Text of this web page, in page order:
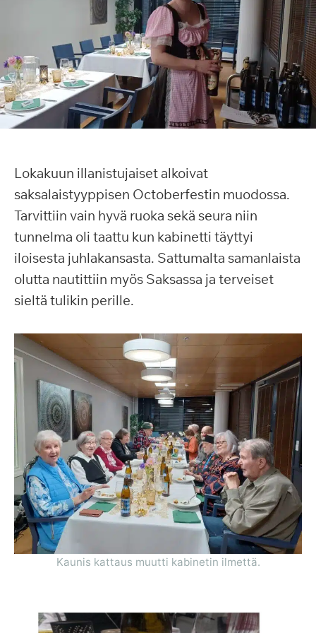
Lokakuun illanistujaiset alkoivat
saksalaistyyppisen Octoberfestin muodossa.
Tarvittiin vain hyvä ruoka sekä seura niin
tunnelma oli taattu kun kabinetti täyttyi
iloisesta juhlakansasta. Sattumalta samanlaista
olutta nautittiin myös Saksassa ja terveiset
sieltä tulikin perille.
Kaunis kattaus muutti kabinetin ilmettä.